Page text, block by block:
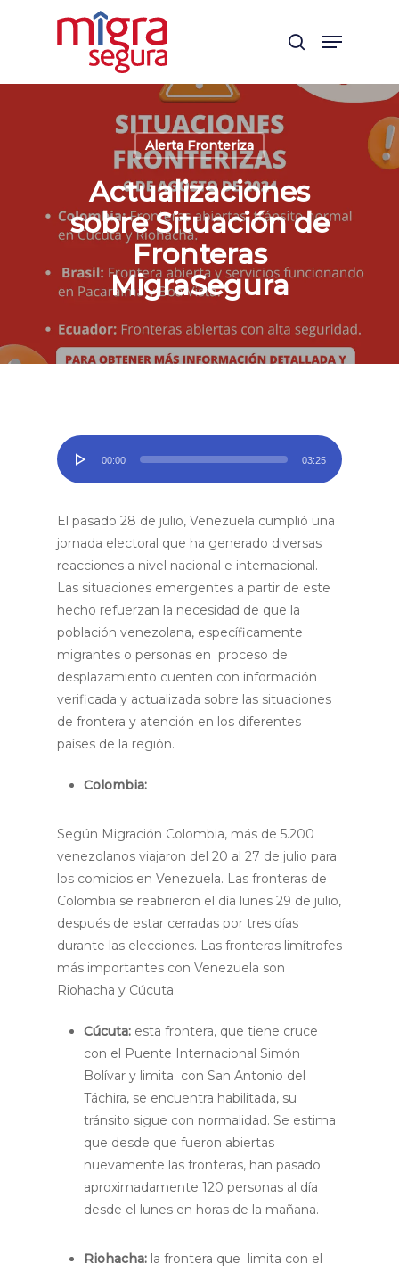
search
Menu
Alerta Fronteriza
Actualizaciones
sobre Situación de
Fronteras
MigraSegura
Reproductor
de
00:00 03:25
El pasado 28 de julio, Venezuela cumplió una
jornada electoral que ha generado diversas
reacciones a nivel nacional e internacional.
Las situaciones emergentes a partir de este
hecho refuerzan la necesidad de que la
población venezolana, específicamente
migrantes o personas en proceso de
desplazamiento cuenten con información
verificada y actualizada sobre las situaciones
de frontera y atención en los diferentes
países de la región.
Colombia:
Según Migración Colombia, más de 5.200
venezolanos viajaron del 20 al 27 de julio para
los comicios en Venezuela. Las fronteras de
Colombia se reabrieron el día lunes 29 de julio,
después de estar cerradas por tres días
durante las elecciones. Las fronteras limítrofes
más importantes con Venezuela son
Riohacha y Cúcuta:
Cúcuta: esta frontera, que tiene cruce
con el Puente Internacional Simón
Bolívar y limita con San Antonio del
Táchira, se encuentra habilitada, su
tránsito sigue con normalidad. Se estima
que desde que fueron abiertas
nuevamente las fronteras, han pasado
aproximadamente 120 personas al día
desde el lunes en horas de la mañana.
Riohacha: la frontera que limita con el